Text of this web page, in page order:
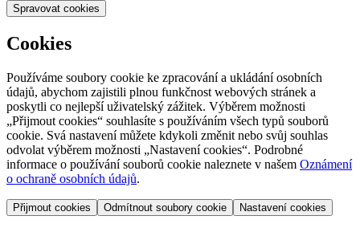
Spravovat cookies
Cookies
Používáme soubory cookie ke zpracování a ukládání osobních
údajů, abychom zajistili plnou funkčnost webových stránek a
poskytli co nejlepší uživatelský zážitek. Výběrem možnosti
„Přijmout cookies“ souhlasíte s používáním všech typů souborů
cookie. Svá nastavení můžete kdykoli změnit nebo svůj souhlas
odvolat výběrem možnosti „Nastavení cookies“. Podrobné
informace o používání souborů cookie naleznete v našem Oznámení
o ochraně osobních údajů.
Přijmout cookies Odmítnout soubory cookie Nastavení cookies